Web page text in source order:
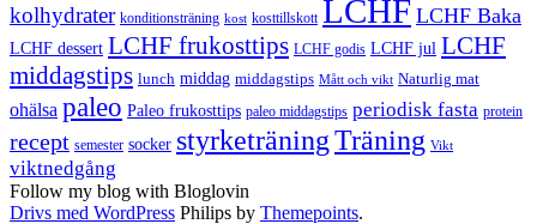
kolhydrater konditionsträning kost kosttillskott LCHF LCHF Baka
LCHF dessert LCHF frukosttips LCHF godis LCHF jul LCHF
middagstips lunch middag middagstips Mått och vikt Naturlig mat
ohälsa paleo Paleo frukosttips paleo middagstips periodisk fasta protein
recept semester socker styrketräningTräning Vikt
viktnedgång
Follow my blog with Bloglovin
Drivs med WordPress Philips by Themepoints.